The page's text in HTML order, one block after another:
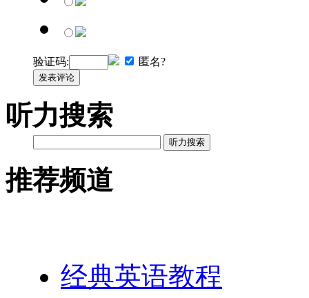
验证码: 匿名?
发表评论
听力搜索
听力搜索
推荐频道
经典英语教程